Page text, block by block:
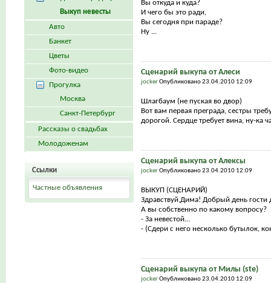
Вы откуда и куда?
И чего бы это ради,
Вы сегодня при параде?
Ну ...
Сценарий выкупа от Алеси
jockerОпубликовано 23.04.2010 12:09
Шлагбаум (не пуская во двор)
Вот вам первая преграда, сестры
дорогой. Сердце требует вина, ну-ка
Сценарий выкупа от Алексы
jockerОпубликовано 23.04.2010 12:09
ВЫКУП (СЦЕНАРИЙ)
Здравствуй,Дима! Добрый день гости
А вы собственно по какому вопросу?
- За невестой…
- (Сдери с него несколько бутылок,
Сценарий выкупа от Милы (ste)
jockerОпубликовано 23.04.2010 12:09
Выкуп невесты
Авто
Банкет
Цветы
Фото-видео
Прогулка
Москва
Санкт-Петербург
Рассказы о свадьбах
Молодоженам
Ссылки
Частные объявления